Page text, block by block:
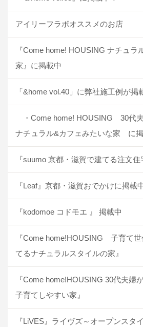
アイリーフラボオススメのお店
『Come home! HOUSING ナチュラ
家』に掲載中
「&home vol.40」に弊社施工例が掲
・Come home! HOUSING 30代
ナチュラル&カフェみたいな家 に
『suumo 京都・滋賀で建てる注文住
『Leaf』京都・滋賀おでかけに掲載
『kodomoe コドモエ 』 掲載中
『Come home!HOUSING 子育て
てるナチュラルスタイルの家』
『Come home!HOUSING 30代夫婦
子育てしやすい家』
『LiVES』ライヴズ～オープンスタ